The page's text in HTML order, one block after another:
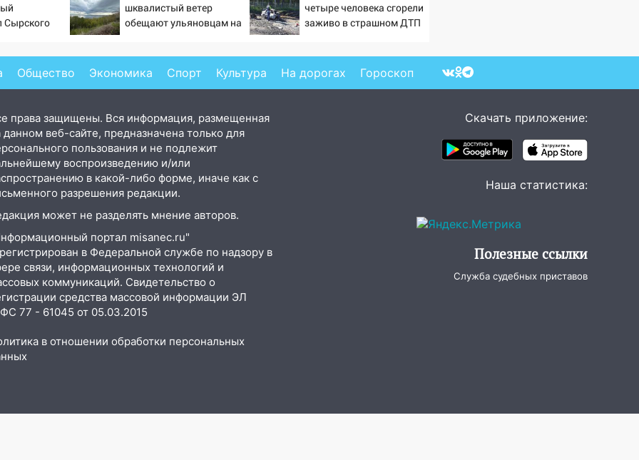
Сырского
шквалистый ветер
обещают ульяновцам на
четыре человека сгорели
заживо в страшном ДТП
Общество Экономика Спорт Культура На дорогах Гороскоп
права защищены. Вся информация, размещенная
данном веб-сайте, предназначена только для
пользования и не подлежит
воспроизведению и/или
в какой-либо форме, иначе как с
разрешения редакции.
может не разделять мнение авторов.
портал misanec.ru"
в Федеральной службе по надзору в
связи, информационных технологий и
коммуникаций. Свидетельство о
средства массовой информации ЭЛ
77 - 61045 от 05.03.2015
в отношении обработки персональных
Скачать приложение:
Наша статистика:
Полезные ссылки
Служба судебных приставов